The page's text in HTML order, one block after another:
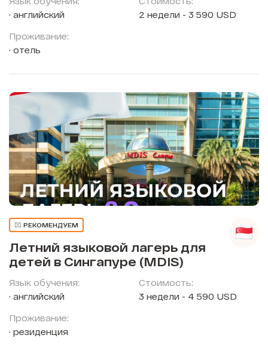
английский
Проживание:
отель
2 недели - 3 590 USD
👍🏼 РЕКОМЕНДУЕМ
Летний языковой лагерь для
детей в Сингапуре (MDIS)
Язык обучения:
английский
Проживание:
резиденция
Стоимость:
3 недели - 4 590 USD